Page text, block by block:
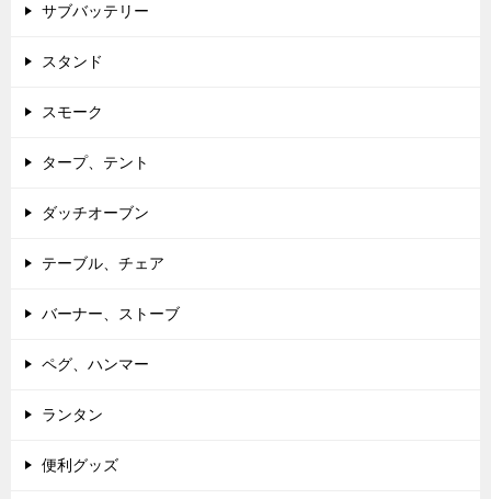
サブバッテリー
スタンド
スモーク
タープ、テント
ダッチオーブン
テーブル、チェア
バーナー、ストーブ
ペグ、ハンマー
ランタン
便利グッズ